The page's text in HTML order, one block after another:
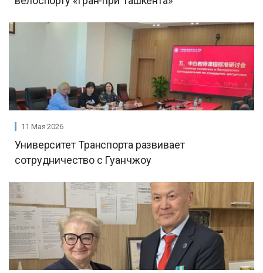
11 Мая 2026
Университет Транспорта развивает
сотрудничество с Гуанчжоу